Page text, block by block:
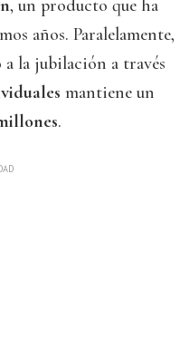
, un producto que ha
años. Paralelamente,
la jubilación a través
mantiene un
.